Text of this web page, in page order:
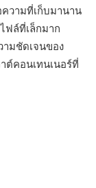
ความที่เก็บมานาน
ฟล์ที่เล็กมาก
มชัดเจนของ
ต์คอนเทนเนอร์ที่